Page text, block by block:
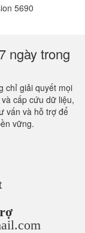
5690
ngày trong
chỉ giải quyết mọi
cấp cứu dữ liệu,
vấn và hỗ trợ để
vững.